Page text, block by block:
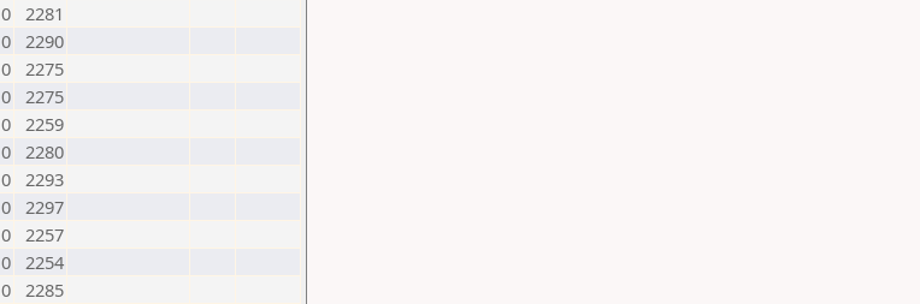
0 2281
0 2290
0 2275
0 2275
0 2259
0 2280
0 2293
0 2297
0 2257
0 2254
0 2285